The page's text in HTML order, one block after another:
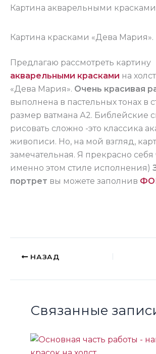
Картина акварельными красками
Картина красками «Дева Мария».
Предлагаю рассмотреть картину
акварельными красками на
«Дева Мария». Очень красивая
выполнена в пастельных тонах в
размер ватмана А2. Библейские
рисовать сложно -это классика
живописи. Но, на мой взгляд,
замечательная. Я прекрасно себя
именно этом стиле исполнения)
портрет вы можете заполнив
НАЗАД
Связанные